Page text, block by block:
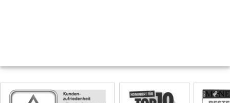
Skip
Siegel